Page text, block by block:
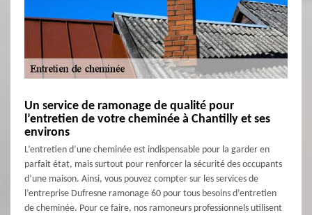
Un service de ramonage de qualité pour
l’entretien de votre cheminée à Chantilly et ses
environs
L’entretien d’une cheminée est indispensable pour la garder en
parfait état, mais surtout pour renforcer la sécurité des occupants
d’une maison. Ainsi, vous pouvez compter sur les services de
l’entreprise Dufresne ramonage 60 pour tous besoins d’entretien
de cheminée. Pour ce faire, nos ramoneurs professionnels utilisent